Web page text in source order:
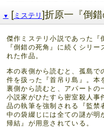
▼ [ ミステリ]折原一『倒錯
傑作ミステリ小説であった『
『倒錯の死角』に続くシリー
れた作品。
本の表側から読むと、孤島で
件を扱った『首吊り島』。本
裏側から読むと、アパートの
小説家がひたすら密室殺人事
品の執筆を強制される『監禁
中の袋綴じには全ての謎が明
帰結』が用意されている。